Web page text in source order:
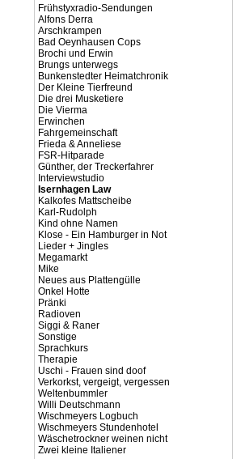
Frühstyxradio-Sendungen
Alfons Derra
Arschkrampen
Bad Oeynhausen Cops
Brochi und Erwin
Brungs unterwegs
Bunkenstedter Heimatchronik
Der Kleine Tierfreund
Die drei Musketiere
Die Vierma
Erwinchen
Fahrgemeinschaft
Frieda & Anneliese
FSR-Hitparade
Günther, der Treckerfahrer
Interviewstudio
Isernhagen Law
Kalkofes Mattscheibe
Karl-Rudolph
Kind ohne Namen
Klose - Ein Hamburger in Not
Lieder + Jingles
Megamarkt
Mike
Neues aus Plattengülle
Onkel Hotte
Pränki
Radioven
Siggi & Raner
Sonstige
Sprachkurs
Therapie
Uschi - Frauen sind doof
Verkorkst, vergeigt, vergessen
Weltenbummler
Willi Deutschmann
Wischmeyers Logbuch
Wischmeyers Stundenhotel
Wäschetrockner weinen nicht
Zwei kleine Italiener